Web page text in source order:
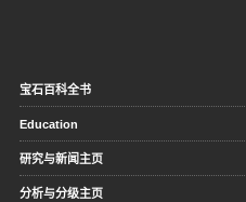
宝石百科全书
Education
研究与新闻主页
分析与分级主页